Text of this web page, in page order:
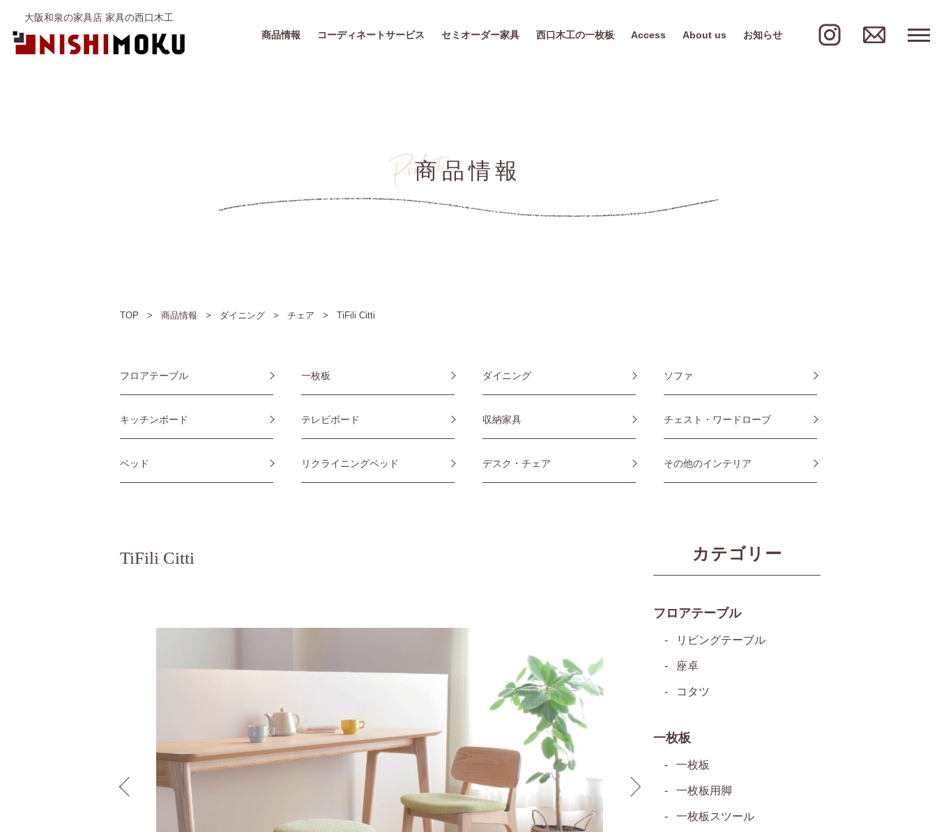
大阪和泉の家具店 家具の西口木工
商品情報
コーディネートサービス セミオーダー家具 西口木工の一枚板 Access About us お知らせ
商品情報
TOP 商品情報 ダイニング チェア TiFili Citti
フロアテーブル 一枚板 ダイニング ソファ
キッチンボード テレビボード 収納家具 チェスト・ワードローブ
ベッド リクライニングベッド デスク・チェア その他のインテリア
TiFili Citti カテゴリー
フロアテーブル
リビングテーブル
座卓
コタツ
一枚板
一枚板
一枚板用脚
一枚板スツール